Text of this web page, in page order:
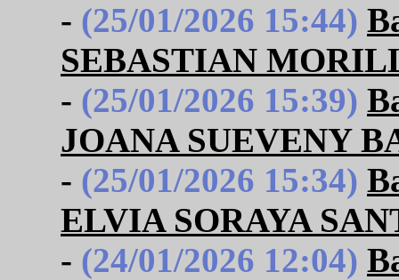
- (25/01/2026 15:44)
SEBASTIAN
- (25/01/2026 15:39)
JOANA SUEVENY
- (25/01/2026 15:34)
ELVIA SORAYA
- (24/01/2026 12:04)